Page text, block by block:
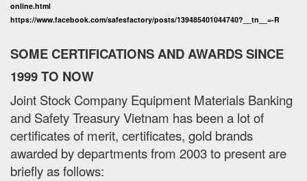
online.html
https://www.facebook.com/safesfactory/posts/139485401044740?__tn__=-R
SOME CERTIFICATIONS AND AWARDS SINCE
1999 TO NOW
Joint Stock Company Equipment Materials Banking
and Safety Treasury Vietnam has been a lot of
certificates of merit, certificates, gold brands
awarded by departments from 2003 to present are
briefly as follows: